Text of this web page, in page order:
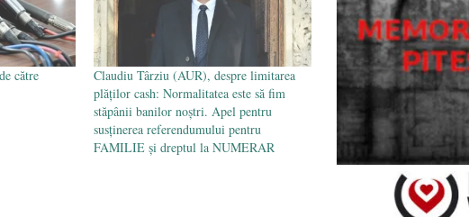
către
Claudiu Târziu (AUR), despre limitarea
plăților cash: Normalitatea este să fim
stăpânii banilor noștri. Apel pentru
susținerea referendumului pentru
FAMILIE și dreptul la NUMERAR